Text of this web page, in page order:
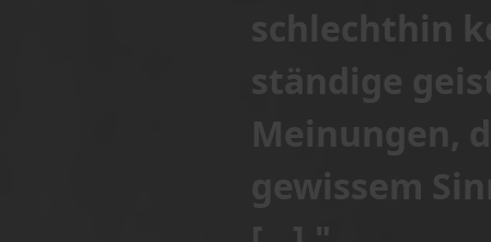
schlechthin
ständige
Meinungen,
gewissem